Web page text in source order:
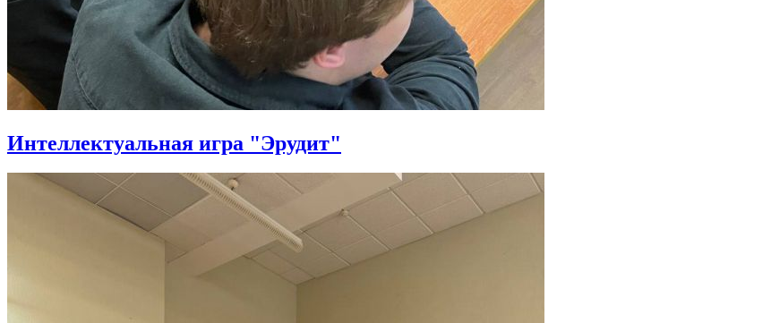
Интеллектуальная игра "Эрудит"